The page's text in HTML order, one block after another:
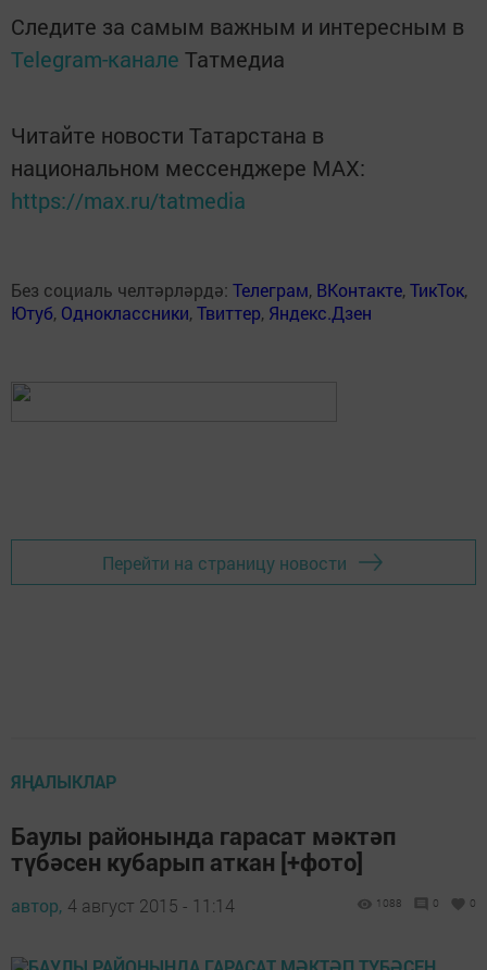
Следите за самым важным и интересным в
Telegram-канале Татмедиа
Читайте новости Татарстана в
национальном мессенджере MАХ:
https://max.ru/tatmedia
Без социаль челтәрләрдә: Телеграм, ВКонтакте,ТикТок,
Ютуб, Одноклассники,Твиттер, Яндекс.Дзен
Перейти на страницу новости
ЯҢАЛЫКЛАР
Баулы районында гарасат мәктәп
түбәсен кубарып аткан [+фото]
автор, 4 август 2015 - 11:14 1088 0 0